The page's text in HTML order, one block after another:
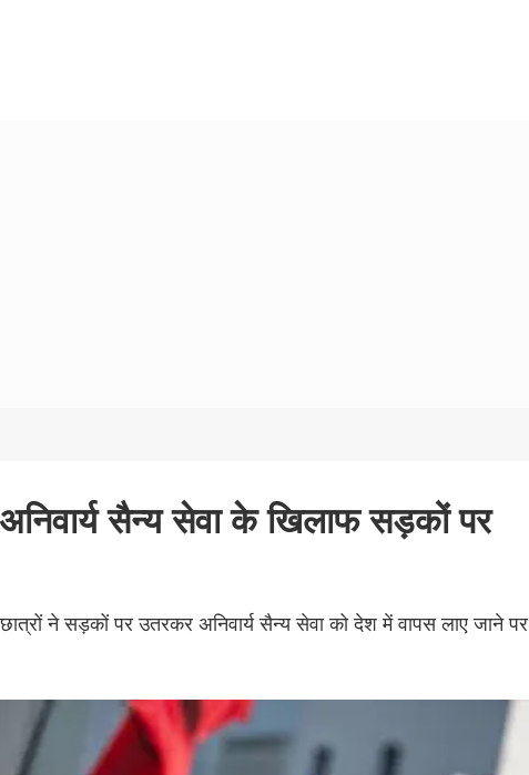
सैन्य सेवा के खिलाफ सड़कों पर
ने सड़कों पर उतरकर अनिवार्य सैन्य सेवा को देश में वापस लाए जाने पर